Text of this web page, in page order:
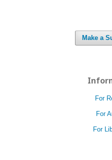
Make a
For
For
For